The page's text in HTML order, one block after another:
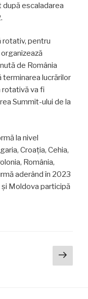
escaladarea
pentru
de România
terminarea lucrărilor
rotativă va fi
Summit-ului de la
la nivel
Croația, Cehia,
România,
aderând în 2023
și Moldova participă
Next